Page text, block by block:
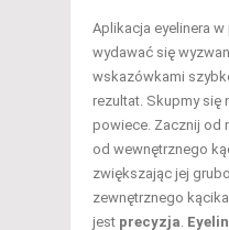
Aplikacja eyelinera
wydawać się
wskazówkami
rezultat. Skupmy się
powiece. Zacznij od
od wewnętrznego
zwiększając jej
zewnętrznego
jest precyzja.